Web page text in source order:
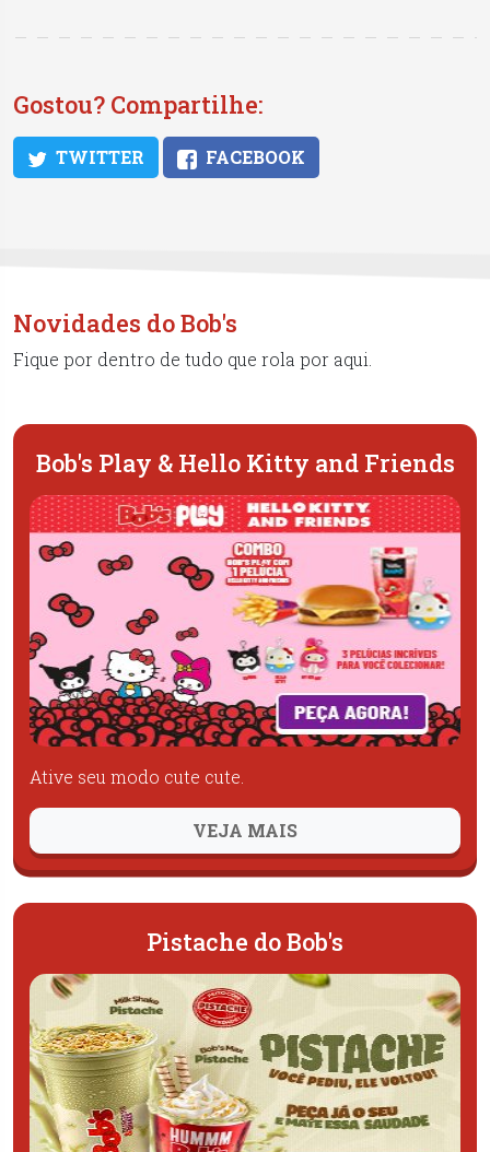
Gostou? Compartilhe:
TWITTER FACEBOOK
Novidades do Bob's
Fique por dentro de tudo que rola por aqui.
Bob's Play & Hello Kitty and Friends
Ative seu modo cute cute.
VEJA MAIS
Pistache do Bob's